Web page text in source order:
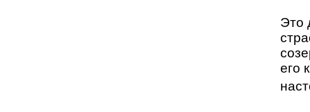
Это
его